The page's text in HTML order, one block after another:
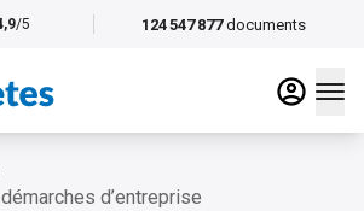
124 547 877 documents
/5
d’entreprise